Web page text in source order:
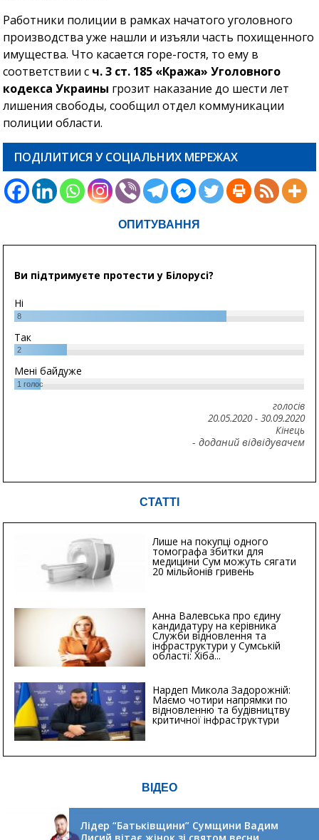
Работники полиции в рамках начатого уголовного
производства уже нашли и изъяли часть похищенного
имущества. Что касается горе-гостя, то ему в
соответствии с ч. 3 ст. 185 «Кража» Уголовного
кодекса Украины грозит наказание до шести лет
лишения свободы, сообщил отдел коммуникации
полиции области.
ПОДІЛИТИСЯ У СОЦІАЛЬНИХ МЕРЕЖАХ
ОПИТУВАННЯ
Ви підтримуєте протести у Білорусі?
Ні
8
Так
2
Мені байдуже
1 голос
голосів
20.05.2020- 30.09.2020
Кінець
- доданий відвідувачем
СТАТТІ
Лише на покупці одного
томографа збитки для
медицини Сум можуть сягати
20 мільйонів гривень
Анна Валевська про єдину
кандидатуру на керівника
Служби відновлення та
інфраструктури у Сумській
області: Хіба...
Нардеп Микола Задорожній:
Маємо чотири напрямки по
відновленню та будівництву
критичної інфраструктури
ВІДЕО
Лідер “Батьківщини” Сумщини Вадим